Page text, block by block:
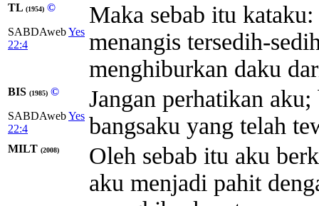
TL (1954) ©
SABDAwebYes
22:4
Maka sebab itu
menangis tersedih-
menghiburkan daku
BIS (1985) ©
SABDAwebYes
22:4
Jangan perhatikan
bangsaku yang telah
MILT (2008)
Oleh sebab itu aku
aku menjadi pahit